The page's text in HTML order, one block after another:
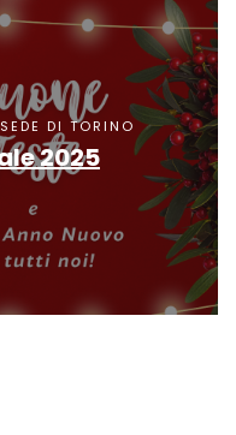
SEDE DI TORINO
2025